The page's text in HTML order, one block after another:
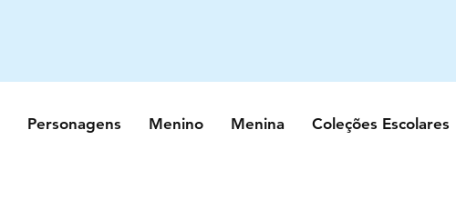
Personagens Menino Menina Coleções Escolares